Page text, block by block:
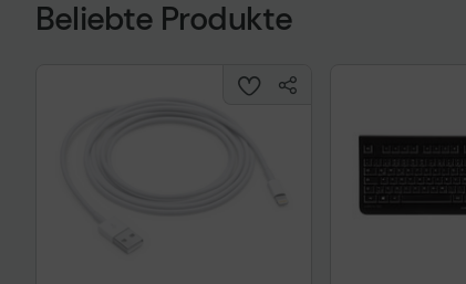
Beliebte Produkte